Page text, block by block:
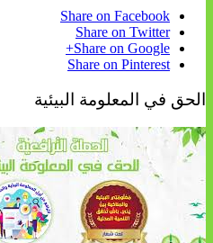
Share on Facebook
Share on Twitter
Share on Google+
Share on Pinterest
الحق في المعلومة البيئية